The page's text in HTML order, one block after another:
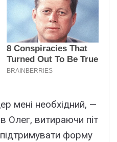
мені необхідний, —
Олег, витираючи піт
форму